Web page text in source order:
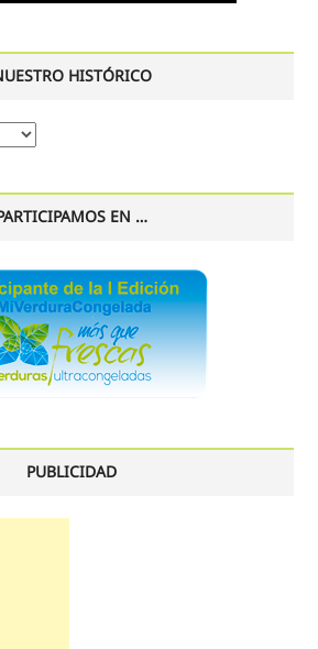
HISTÓRICO
EN …
PUBLICIDAD